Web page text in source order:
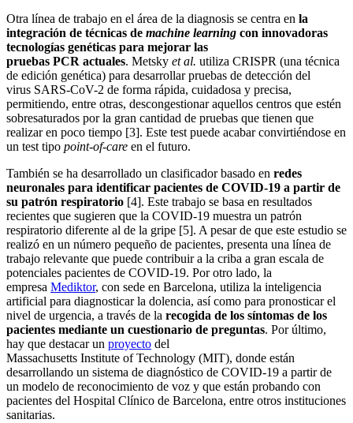
Otra línea de trabajo en el área de la diagnosis se centra en la
integración de técnicas de machine learning con innovadoras
tecnologías genéticas para mejorar las
pruebas PCR actuales. Metsky et al. utiliza CRISPR (una técnica
de edición genética) para desarrollar pruebas de detección del
virus SARS-CoV-2 de forma rápida, cuidadosa y precisa,
permitiendo, entre otras, descongestionar aquellos centros que estén
sobresaturados por la gran cantidad de pruebas que tienen que
realizar en poco tiempo [3]. Este test puede acabar convirtiéndose en
un test tipo point-of-care en el futuro.
También se ha desarrollado un clasificador basado en redes
neuronales para identificar pacientes de COVID-19 a partir de
su patrón respiratorio [4]. Este trabajo se basa en resultados
recientes que sugieren que la COVID-19 muestra un patrón
respiratorio diferente al de la gripe [5]. A pesar de que este estudio se
realizó en un número pequeño de pacientes, presenta una línea de
trabajo relevante que puede contribuir a la criba a gran escala de
potenciales pacientes de COVID-19. Por otro lado, la
empresa Mediktor, con sede en Barcelona, utiliza la inteligencia
artificial para diagnosticar la dolencia, así como para pronosticar el
nivel de urgencia, a través de la recogida de los síntomas de los
pacientes mediante un cuestionario de preguntas. Por último,
hay que destacar un proyecto del
Massachusetts Institute of Technology (MIT), donde están
desarrollando un sistema de diagnóstico de COVID-19 a partir de
un modelo de reconocimiento de voz y que están probando con
pacientes del Hospital Clínico de Barcelona, entre otros instituciones
sanitarias.